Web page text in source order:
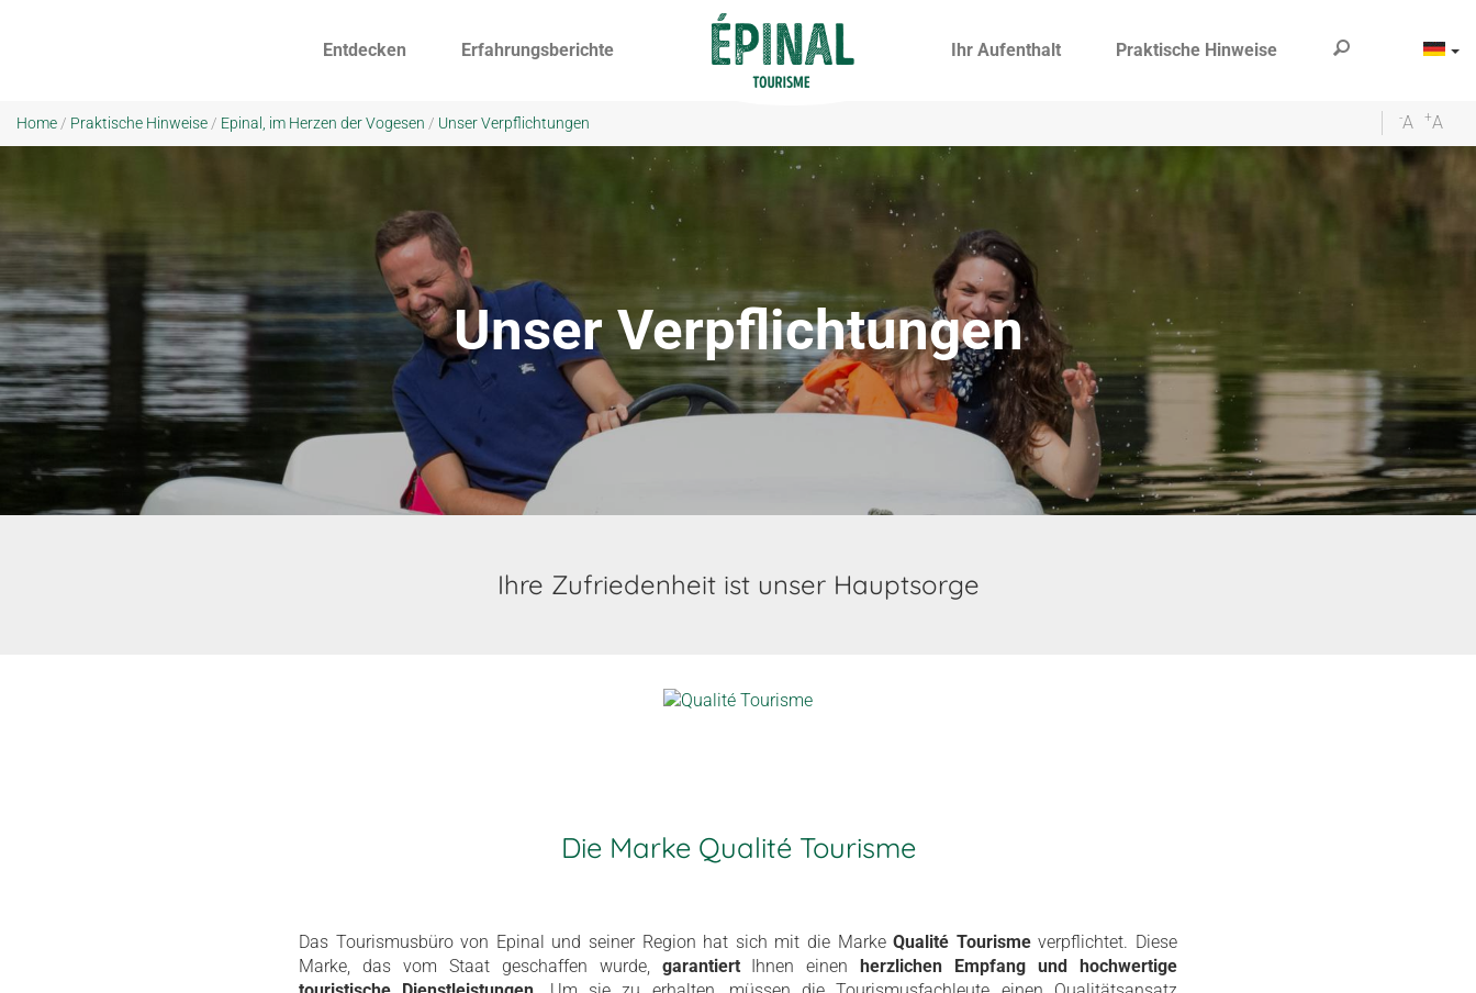
Entdecken Erfahrungsberichte Ihr Aufenthalt Praktische Hinweise
Home / Praktische Hinweise / Epinal, im Herzen der Vogesen / Unser Verpflichtungen -A +A
Unser Verpflichtungen
Ihre Zufriedenheit ist unser Hauptsorge
Die Marke Qualité Tourisme
Das Tourismusbüro von Epinal und seiner Region hat sich mit die MarkeQualité Tourismeverpflichtet. Diese
Marke, das vom Staat geschaffen wurde, garantiertIhnen einenherzlichen Empfang und hochwertige